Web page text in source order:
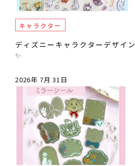
キャラクター
ディズニーキャラクターデザイ
✨
2026年 7月 31日